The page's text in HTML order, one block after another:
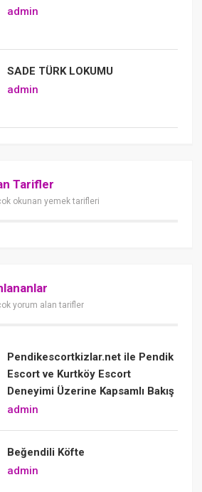
admin
SADE TÜRK LOKUMU
admin
Tarifler
okunan yemek tarifleri
yorum alan tarifler
Pendikescortkizlar.net ile Pendik
Escort ve Kurtköy Escort
Deneyimi Üzerine Kapsamlı Bakış
admin
Beğendili Köfte
admin